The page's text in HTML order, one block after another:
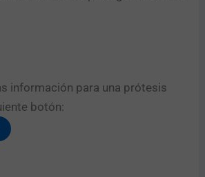
información para una prótesis
botón:​